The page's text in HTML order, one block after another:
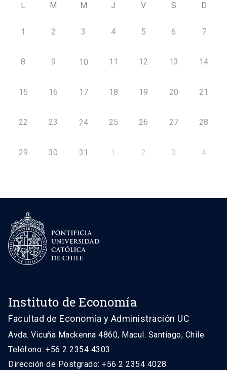
L M M J V S D
1 2 3 4 5 6 7
8 9 10 11 12 13 14
15 16 17 18 19 20 21
22 23 24 25 26 27 28
29 30 31 1 2 3 4
Instituto de Economía
Facultad de Economía y Administración UC
Avda. Vicuña Mackenna 4860, Macul. Santiago, Chile
Teléfono: +56 2 2354 4303
Dirección de Postgrado: +56 2 2354 4028